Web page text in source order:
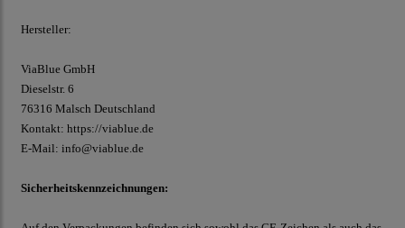
Hersteller:
ViaBlue GmbH
Dieselstr. 6
76316 Malsch Deutschland
Kontakt: https://viablue.de
E-Mail: info@viablue.de
Sicherheitskennzeichnungen: